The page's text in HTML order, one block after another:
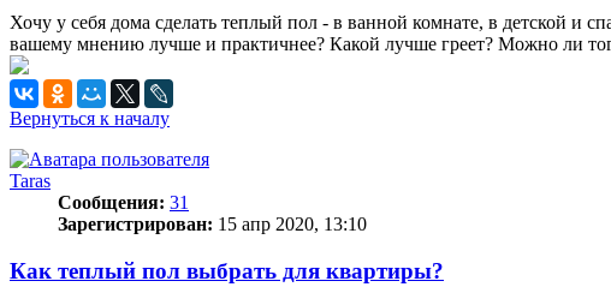
Хочу у себя дома сделать теплый пол - в ванной комнате, в детской и
вашему мнению лучше и практичнее? Какой лучше греет? Можно ли
Вернуться к началу
Taras
Сообщения: 31
Зарегистрирован: 15 апр 2020, 13:10
Как теплый пол выбрать для квартиры?